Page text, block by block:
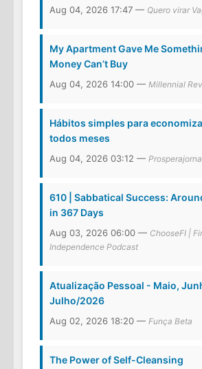
Aug 04, 2026 17:47 — Quero virar
My Apartment Gave Me
Money Can’t Buy
Aug 04, 2026 14:00 — Millennial
Hábitos simples para
todos meses
Aug 04, 2026 03:12 —
610 | Sabbatical Success:
in 367 Days
Aug 03, 2026 06:00 — ChooseFI |
Independence Podcast
Atualização Pessoal - Maio,
Julho/2026
Aug 02, 2026 18:20 — Funça Beta
The Power of Self-Cleansing